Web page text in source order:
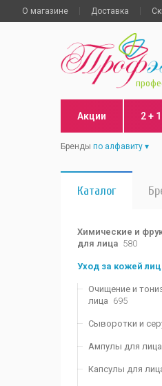
О магазине Доставка
Акции 2 +
Бренды по алфавиту
Каталог
Химические и
для лица 580
Уход за кожей
Очищение и
лица 695
Сыворотки и
Ампулы для лица
Капсулы для